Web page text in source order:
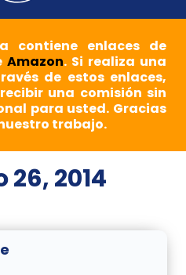
contiene enlaces de
Amazon. Si realiza una
de estos enlaces,
una comisión sin
para usted. Gracias
trabajo.
2014